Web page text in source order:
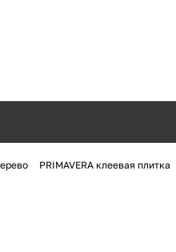
PRIMAVERA клеевая плитка